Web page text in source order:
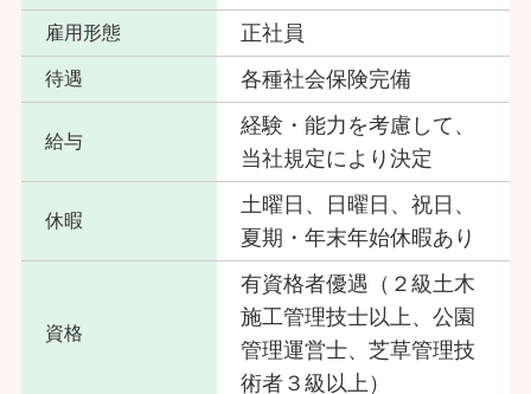
雇用形態 正社員
待遇 各種社会保険完備
給与
経験・能力を考慮して、
当社規定により決定
休暇
土曜日、日曜日、祝日、
夏期・年末年始休暇あり
資格
有資格者優遇（２級土木
施工管理技士以上、公園
管理運営士、芝草管理技
術者３級以上）